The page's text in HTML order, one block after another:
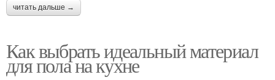
читать дальше →
Как выбрать идеальный материал
для пола на кухне